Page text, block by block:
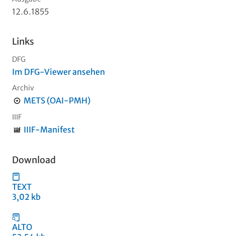
12.6.1855
Links
DFG
Im DFG-Viewer ansehen
Archiv
METS (OAI-PMH)
IIIF
IIIF-Manifest
Download
TEXT
3,02 kb
ALTO